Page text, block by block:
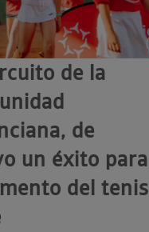
de la
de
un éxito para
del tenis